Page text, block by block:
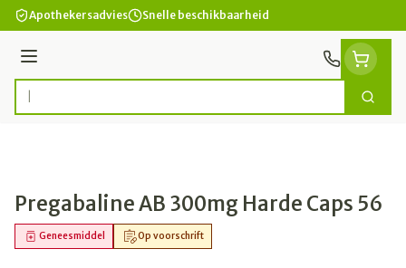
Ga naar de inhoud
Apothekersadvies Snelle beschikbaarheid
Menu
Product, merk, categorie... Zoek
Pregabaline AB 300mg Harde Caps 56
Op voorschrift
Geneesmiddel